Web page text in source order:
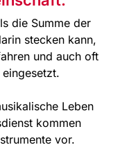
die Summe der
stecken kann,
und auch oft
Leben
kommen
vor.